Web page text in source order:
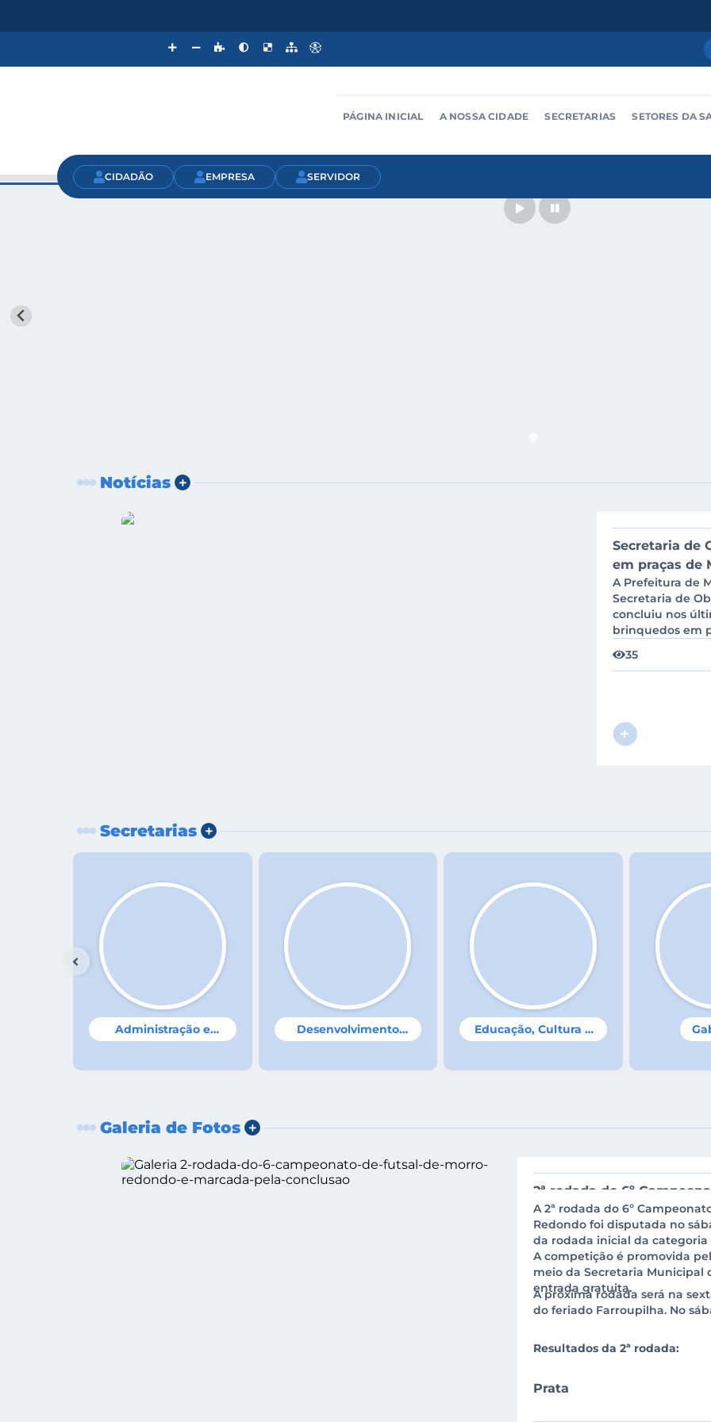
PÁGINA INICIAL A NOSSA CIDADE SECRETARIAS SETORES DA
CIDADÃO EMPRESA SERVIDOR
Notícias
Secretaria de
em praças de
A Prefeitura de
Secretaria de
concluiu nos
brinquedos em
35
Secretarias
Administração e
Finanças
Secretária: Daniela
Desenvolvimento
Rural e Turismo
Secretária: Leticia
Educação, Cultura e
Desporto
Secretário: Anderson
Galeria de Fotos
2ª rodada do 6º
marcada pela conclusão
A 2ª rodada do 6º
Redondo foi disputada no
da rodada inicial da categoria
A competição é promovida
meio da Secretaria Municipal
entrada gratuita.
A próxima rodada será na
do feriado Farroupilha. No
Resultados da 2ª rodada:
Prata